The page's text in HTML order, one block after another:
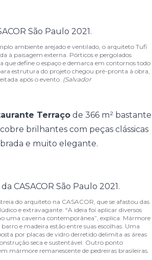
ambiente arejado e ventilado, o arquiteto Tufi
à paisagem externa. Pórticos e pergolados
define o espaço e demarca em contornos todo
estrutura do projeto chegou pré-pronta à obra,
após o evento. (Salvador
Terraço de 366 m² bastante
brilhantes com peças clássicas
e muito elegante.
do arquiteto na CASACOR, que se afastou das
e extravagante. “A ideia foi aplicar diversos
uma caverna contemporânea”, explica. Mármore
e madeira estão entre suas escolhas. Uma
por placas de vidro derretido delimita as áreas
seca e sustentável. Outro ponto
mármore remanescente de pedreiras brasileiras.